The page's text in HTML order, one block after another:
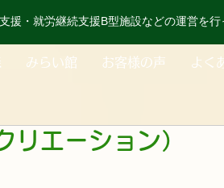
・就労継続支援B型施設などの運営を行
みらい館 お客様の声 よく
リエーション）